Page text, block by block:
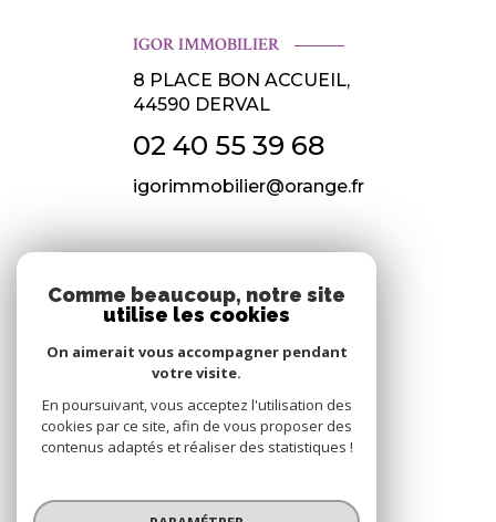
IGOR IMMOBILIER
8 PLACE BON ACCUEIL,
44590 DERVAL
02 40 55 39 68
igorimmobilier@orange.fr
Nous suivre
© 2026 | Tous droits réservés
Comme beaucoup, notre site
utilise les cookies
On aimerait vous accompagner pendant
votre visite.
En poursuivant, vous acceptez l'utilisation des
cookies par ce site, afin de vous proposer des
contenus adaptés et réaliser des statistiques !